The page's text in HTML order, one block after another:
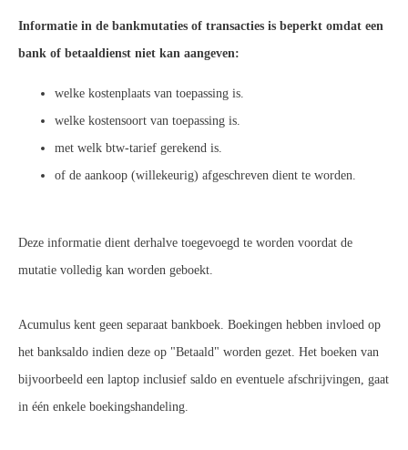
Informatie in de bankmutaties of transacties is beperkt omdat een
bank of betaaldienst niet kan aangeven:
welke kostenplaats van toepassing is.
welke kostensoort van toepassing is.
met welk btw-tarief gerekend is.
of de aankoop (willekeurig) afgeschreven dient te worden.
Deze informatie dient derhalve toegevoegd te worden voordat de
mutatie volledig kan worden geboekt.
Acumulus kent geen separaat bankboek. Boekingen hebben invloed op
het banksaldo indien deze op "Betaald" worden gezet. Het boeken van
bijvoorbeeld een laptop inclusief saldo en eventuele afschrijvingen, gaat
in één enkele boekingshandeling.